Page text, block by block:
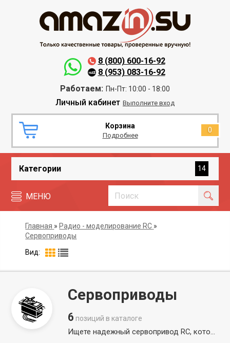
8 (800) 600-16-92
8 (953) 083-16-92
Работаем: Пн-Пт: 10:00 - 18:00
Личный кабинет Выполните вход
Корзина
Подробнее
0
Категории 14
МЕНЮ
Главная » Радио - моделирование RC »
Сервоприводы
Вид:
Сервоприводы
6 позиций в каталоге
Ищете надежный сервопривод RC, который обеспечит идеальную точность управления? В нашем магазине вы можете выбрать и купить серводвигатель под любые задачи. Сервомотор (или сервомеханизм) - это компактный следящий привод, который позволяет точно позиционировать вал под нужным углом. В каталоге представлены устройства различного тягового усилия и скорости работы, включая популярные модели: MG996R / TD8120MG / DS3218MG